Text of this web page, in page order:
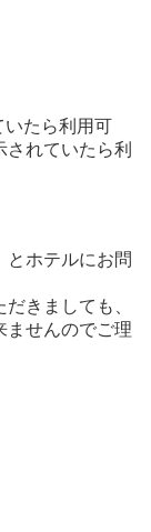
たら利用可
れていたら利
とホテルにお問
きましても、
ませんのでご理